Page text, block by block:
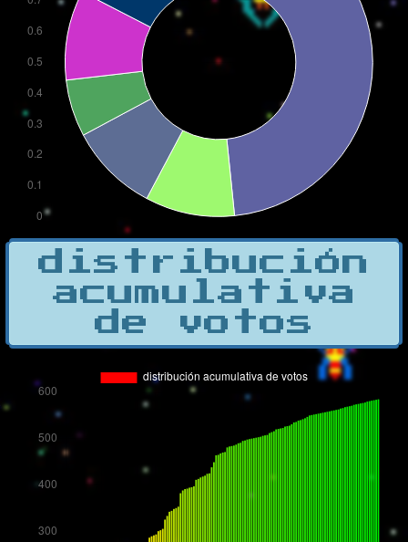
distribución
acumulativa
de votos